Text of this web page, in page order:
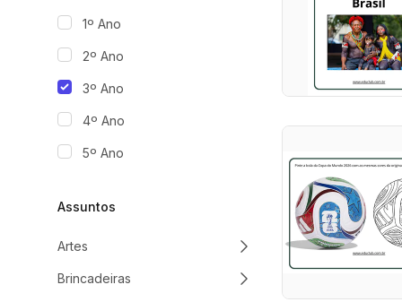
1º Ano
2º Ano
3º Ano
4º Ano
5º Ano
Assuntos
Artes
Brincadeiras